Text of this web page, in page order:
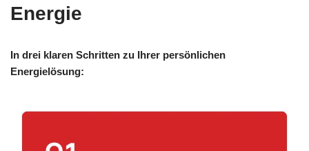
Energie
In drei klaren Schritten zu Ihrer persönlichen
Energielösung: